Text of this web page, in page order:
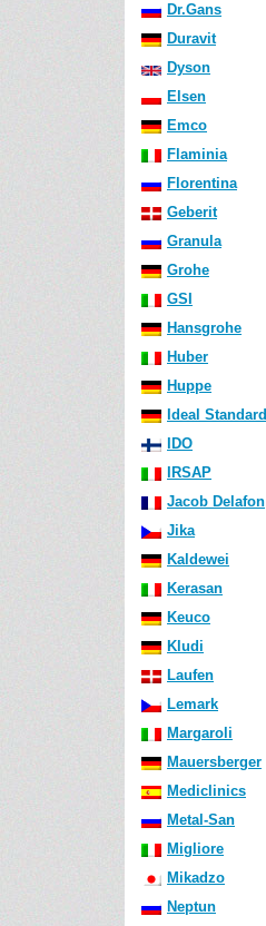
Dr.Gans
Duravit
Dyson
Elsen
Emco
Flaminia
Florentina
Geberit
Granula
Grohe
GSI
Hansgrohe
Huber
Huppe
Ideal Standard
IDO
IRSAP
Jacob Delafon
Jika
Kaldewei
Kerasan
Keuco
Kludi
Laufen
Lemark
Margaroli
Mauersberger
Mediclinics
Metal-San
Migliore
Mikadzo
Neptun